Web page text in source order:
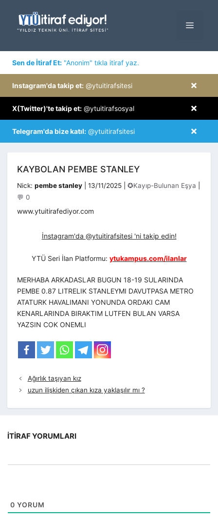
MENÜ
Sen de İtiraf Et: "Anonim" tıkla itiraf yaz.
×
Instagram'da takip et: @ytuitirafsitesi
×
X(Twitter)'te takip et: @ytuitirafsosyal
×
Telegram'da bize katıl: @ytuitirafsitesi
KAYBOLAN PEMBE STANLEY
Nick: pembe stanley 13/11/2025 Kategoriler
✪Kayıp-Bulunan Eşya
💬 0
www.ytuitirafediyor.com
İnstagram'da @ytuitirafsitesi 'ni takip edin!
YTÜ Seri İlan Platformu: ytukampus.com/ilanlar
MERHABA ARKADASLAR BUGUN 18-19 SULARINDA
PEMBE 0.87 LITRELIK STANLEYMI DAVUTPASA METRO
ATATURK HAVALIMANI YONUNDA ORDAKI CAM
KENARLARINDA BIRAKTIM LUTFEN BULAN VARSA
YAZSIN COK ONEMLI
Ağırlık taşıyan kız
uzun ilişkiden çıkan kıza yaklaşılır mı ?
İTIRAF YORUMLARI
0 YORUM